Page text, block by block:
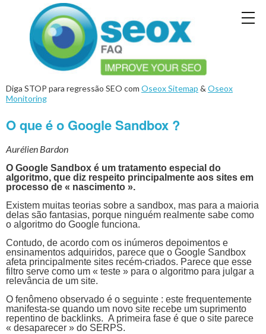
Diga STOP para regressão SEO com Oseox Sitemap & Oseox
Monitoring
O que é o Google Sandbox ?
Aurélien Bardon
O Google Sandbox é um tratamento especial do
algoritmo, que diz respeito principalmente aos sites em
processo de « nascimento ».
Existem muitas teorias sobre a sandbox, mas para a maioria
delas são fantasias, porque ninguém realmente sabe como
o algoritmo do Google funciona.
Contudo, de acordo com os inúmeros depoimentos e
ensinamentos adquiridos, parece que o Google Sandbox
afeta principalmente sites recém-criados. Parece que esse
filtro serve como um « teste » para o algoritmo para julgar a
relevância de um site.
O fenômeno observado é o seguinte : este frequentemente
manifesta-se quando um novo site recebe um suprimento
repentino de backlinks. A primeira fase é que o site parece
« desaparecer » do SERPS.